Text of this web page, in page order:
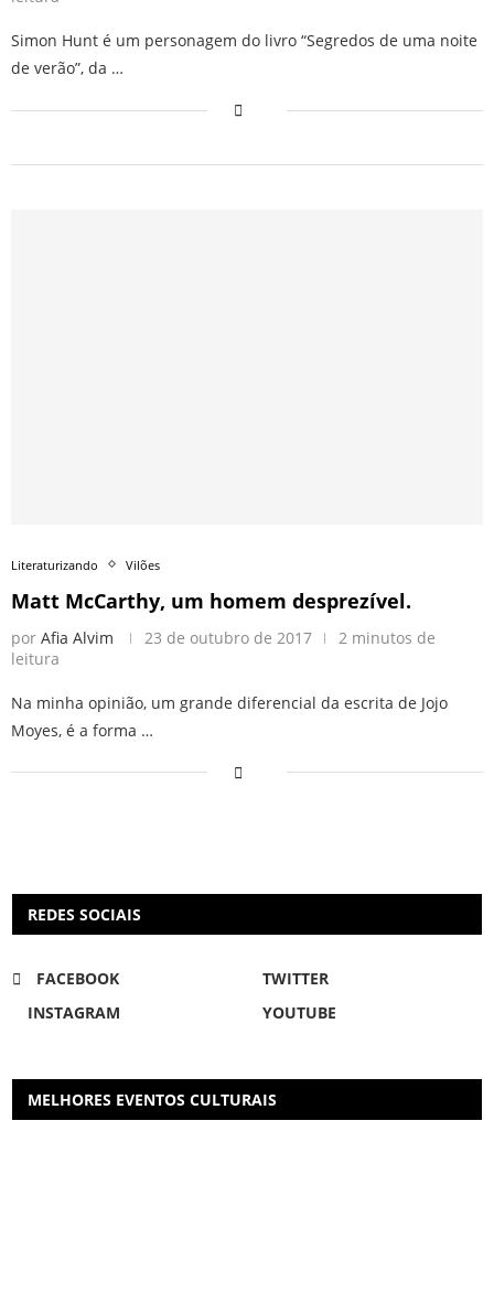
Simon Hunt é um personagem do livro “Segredos de uma noite
de verão”, da …
Literaturizando Vilões
Matt McCarthy, um homem desprezível.
por Afia Alvim 23 de outubro de 2017
2 minutos de
leitura
Na minha opinião, um grande diferencial da escrita de Jojo
Moyes, é a forma …
REDES SOCIAIS
FACEBOOK
TWITTER
INSTAGRAM
YOUTUBE
MELHORES EVENTOS CULTURAIS